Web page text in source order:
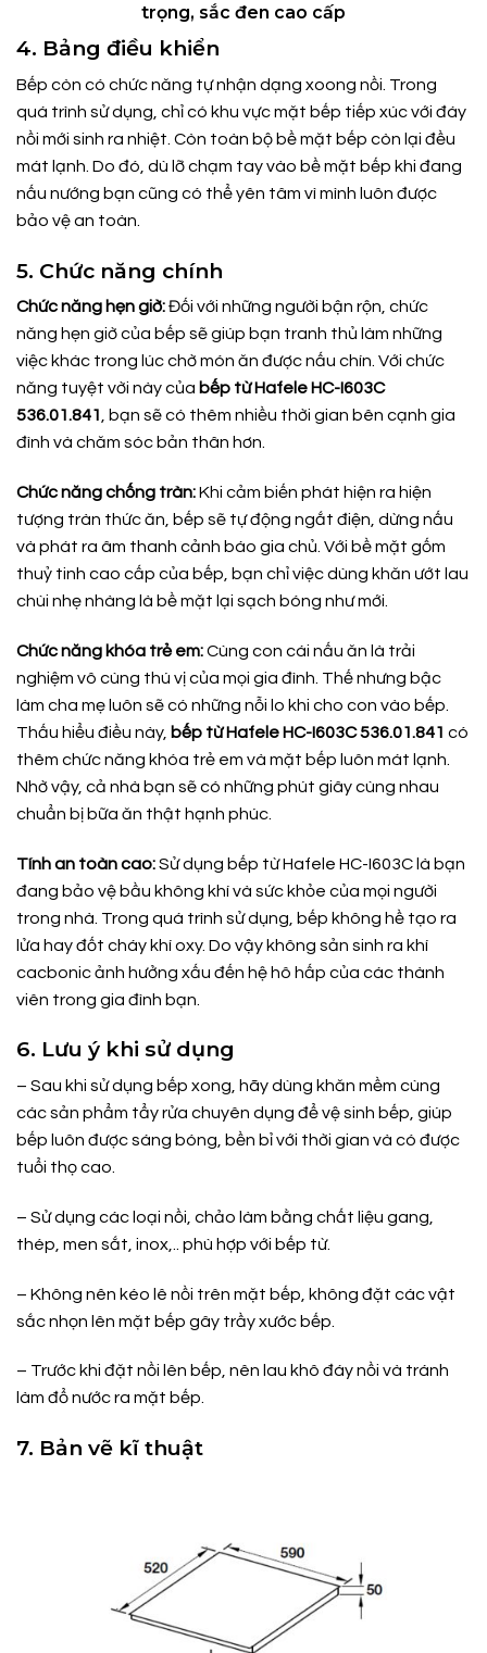
trọng, sắc đen cao cấp
4. Bảng điều khiển
Bếp còn có chức năng tự nhận dạng xoong nồi. Trong
quá trình sử dụng, chỉ có khu vực mặt bếp tiếp xúc với đáy
nồi mới sinh ra nhiệt. Còn toàn bộ bề mặt bếp còn lại đều
mát lạnh. Do đó, dù lỡ chạm tay vào bề mặt bếp khi đang
nấu nướng bạn cũng có thể yên tâm vì mình luôn được
bảo vệ an toàn.
5. Chức năng chính
Chức năng hẹn giờ:Đối với những người bận rộn, chức
năng hẹn giờ của bếp sẽ giúp bạn tranh thủ làm những
việc khác trong lúc chờ món ăn được nấu chín. Với chức
năng tuyệt vời này của bếp từ Hafele HC-I603C
536.01.841, bạn sẽ có thêm nhiều thời gian bên cạnh gia
đình và chăm sóc bản thân hơn.
Chức năng chống tràn:Khi cảm biến phát hiện ra hiện
tượng tràn thức ăn, bếp sẽ tự động ngắt điện, dừng nấu
và phát ra âm thanh cảnh báo gia chủ. Với bề mặt gốm
thuỷ tinh cao cấp của bếp, bạn chỉ việc dùng khăn ướt lau
chùi nhẹ nhàng là bề mặt lại sạch bóng như mới.
Chức năng khóa trẻ em:Cùng con cái nấu ăn là trải
nghiệm vô cùng thú vị của mọi gia đình. Thế nhưng bậc
làm cha mẹ luôn sẽ có những nỗi lo khi cho con vào bếp.
Thấu hiểu điều này, bếp từ Hafele HC-I603C 536.01.841 có
thêm chức năng khóa trẻ em và mặt bếp luôn mát lạnh.
Nhờ vậy, cả nhà bạn sẽ có những phút giây cùng nhau
chuẩn bị bữa ăn thật hạnh phúc.
Tính an toàn cao:Sử dụng bếp từ Hafele HC-I603C là bạn
đang bảo vệ bầu không khí và sức khỏe của mọi người
trong nhà. Trong quá trình sử dụng, bếp không hề tạo ra
lửa hay đốt cháy khí oxy. Do vậy không sản sinh ra khí
cacbonic ảnh hưởng xấu đến hệ hô hấp của các thành
viên trong gia đình bạn.
6. Lưu ý khi sử dụng
– Sau khi sử dụng bếp xong, hãy dùng khăn mềm cùng
các sản phẩm tẩy rửa chuyên dụng để vệ sinh bếp, giúp
bếp luôn được sáng bóng, bền bỉ với thời gian và có được
tuổi thọ cao.
– Sử dụng các loại nồi, chảo làm bằng chất liệu gang,
thép, men sắt, inox,.. phù hợp với bếp từ.
– Không nên kéo lê nồi trên mặt bếp, không đặt các vật
sắc nhọn lên mặt bếp gây trầy xước bếp.
– Trước khi đặt nồi lên bếp, nên lau khô đáy nồi và tránh
làm đổ nước ra mặt bếp.
7. Bản vẽ kĩ thuật